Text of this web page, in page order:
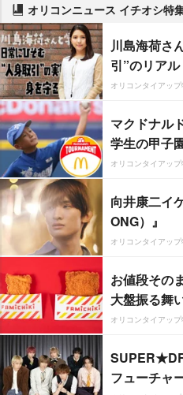
オリコンニュース イチオシ特
川島海荷さ
引”のリアル
オリコンタイアップ
マクドナル
学生の甲子
オリコンタイアップ
向井康二イ
ONG）』
オリコンタイアップ
お値段その
大盤振る舞
オリコンタイアップ
フューチャ